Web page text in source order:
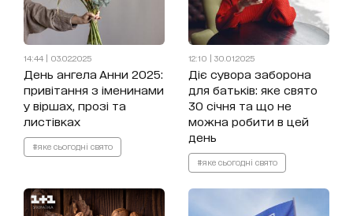
14:44 | 03.02.2025
День ангела Анни 2025:
привітання з іменинами
у віршах, прозі та
листівках
#яке сьогодні свято
12:10 | 30.01.2025
Діє сувора заборона
для батьків: яке свято
30 січня та що не
можна робити в цей
день
#яке сьогодні свято